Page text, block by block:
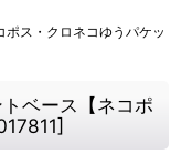
ポス・クロネコゆうパケッ
ベース【ネコポ
]